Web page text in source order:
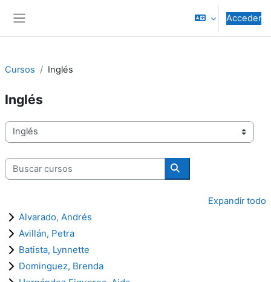
Acceder
Cursos Inglés
Inglés
Categorías
Buscar cursos
Buscar cursos
Expandir todo
Alvarado, Andrés
Avillán, Petra
Batista, Lynnette
Dominguez, Brenda